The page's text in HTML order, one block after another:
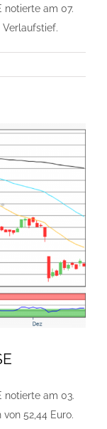
notierte am 07.
Verlaufstief.
notierte am 03.
52,44 Euro.